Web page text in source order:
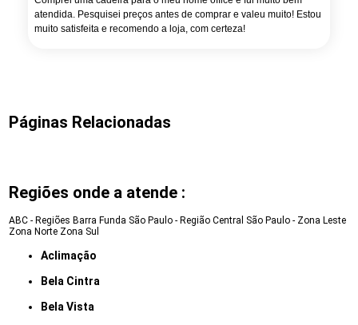
atendida. Pesquisei preços antes de comprar e valeu muito! Estou
muito satisfeita e recomendo a loja, com certeza!
Páginas Relacionadas
Regiões onde a atende :
ABC - Regiões Barra Funda São Paulo - Região Central São Paulo - Zona Leste
Zona Norte Zona Sul
Aclimação
Bela Cintra
Bela Vista